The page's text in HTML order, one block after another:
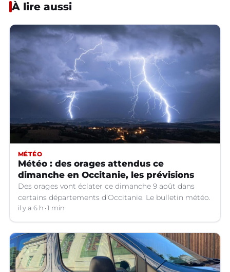
À lire aussi
MÉTÉO
Météo : des orages attendus ce
dimanche en Occitanie, les prévisions
Des orages vont éclater ce dimanche 9 août dans
certains départements d’Occitanie. Le bulletin météo.
il y a 6 h 1 min